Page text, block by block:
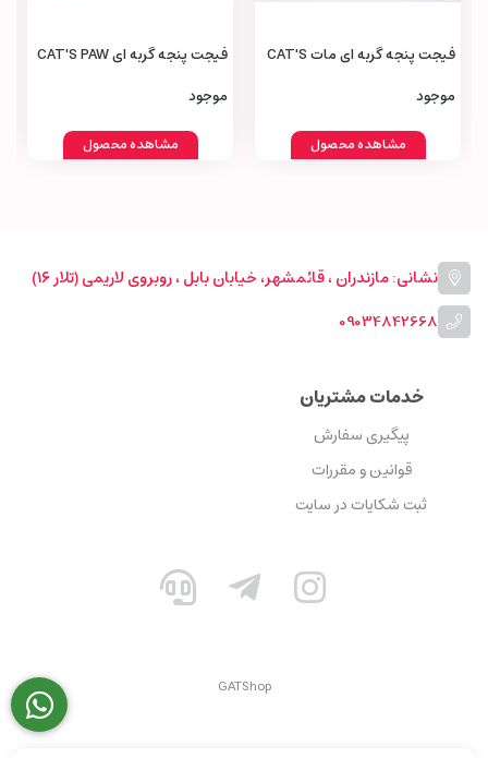
فیجت پنجه گربه‌ ای مات CAT'S
موجود
مشاهده محصول
فیجت پنجه گربه‌ ای CAT'S PAW
موجود
مشاهده محصول
نشانی: مازندران ، قائمشهر، خیابان بابل ، روبروی لاریمی (تلار ۱۶)
09034842668
خدمات مشتریان
پیگیری سفارش
قوانین و مقررات
ثبت شکایات در سایت
GATShop